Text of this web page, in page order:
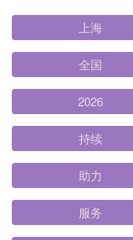
上海
全国
2026
持续
助力
服务